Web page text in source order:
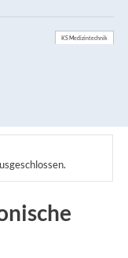
KS Medizintechnik